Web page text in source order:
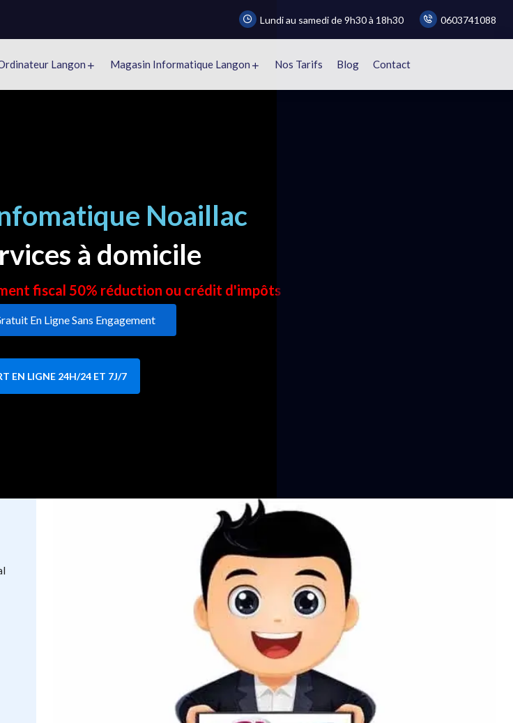
Lundi au samedi de 9h30 à 18h30 0603741088
Langon Magasin Informatique Langon Nos Tarifs Blog Contact
Noaillac
à domicile
fiscal 50% réduction ou crédit d'impôts
En Ligne Sans Engagement
EN LIGNE 24H/24 ET 7J/7